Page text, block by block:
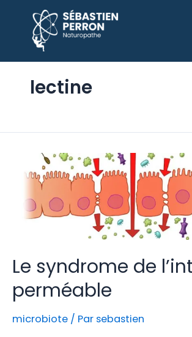
lectine
Le syndrome de
perméable
microbiote / Par sebastien